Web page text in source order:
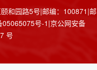
和园路5号|邮编：100871|邮
号-1|京公网安备
号